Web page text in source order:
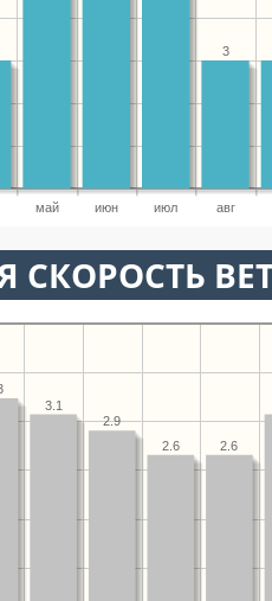
май июн июл авг
3
СКОРОСТЬ
2.6
2.6
2.9
3.1